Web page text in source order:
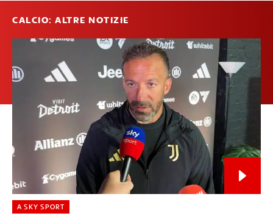
CALCIO: ALTRE NOTIZIE
A SKY SPORT